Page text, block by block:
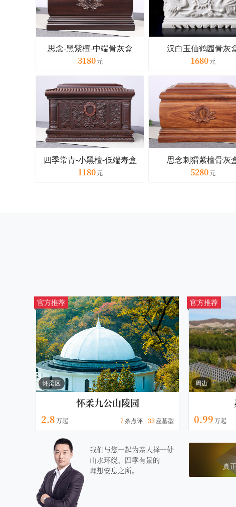
思念-黑紫檀-中端骨灰盒
3180
汉白玉仙鹤园骨灰
1680
四季常青-小黑檀-低端寿盒
1180
思念刺猬紫檀骨灰
5280
度热销寿衣 年度热销骨灰盒
官方推荐
怀柔区
怀柔九公山陵园
2.8
7 条点评 33 座墓型
官方推荐
周边
0.99
我们与您一起为亲人择一处
山水环绕、四季有景的
理想安息之所。
真